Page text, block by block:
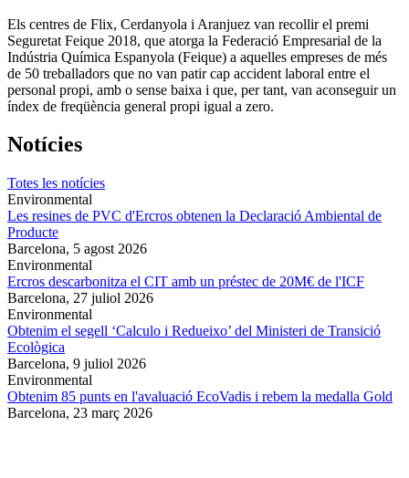
Els centres de Flix, Cerdanyola i Aranjuez van recollir el premi
Seguretat Feique 2018, que atorga la Federació Empresarial de la
Indústria Química Espanyola (Feique) a aquelles empreses de més
de 50 treballadors que no van patir cap accident laboral entre el
personal propi, amb o sense baixa i que, per tant, van aconseguir un
índex de freqüència general propi igual a zero.
Notícies
Totes les notícies
Environmental
Les resines de PVC d'Ercros obtenen la Declaració Ambiental de
Producte
Barcelona, 5 agost 2026
Environmental
Ercros descarbonitza el CIT amb un préstec de 20M€ de l'ICF
Barcelona, 27 juliol 2026
Environmental
Obtenim el segell ‘Calculo i Redueixo’ del Ministeri de Transició
Ecològica
Barcelona, 9 juliol 2026
Environmental
Obtenim 85 punts en l'avaluació EcoVadis i rebem la medalla Gold
Barcelona, 23 març 2026